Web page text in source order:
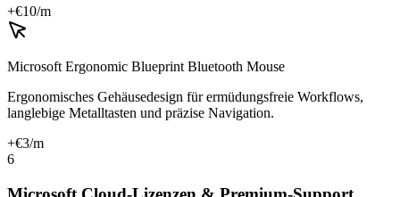
+€10/m
Microsoft Ergonomic Blueprint Bluetooth Mouse
Ergonomisches Gehäusedesign für ermüdungsfreie Workflows,
langlebige Metalltasten und präzise Navigation.
+€3/m
6